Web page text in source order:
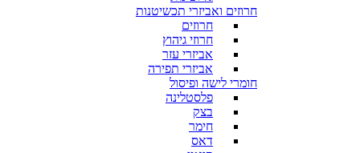
חרוזים ואביזרי תכשיטנות
חרוזים
חרוזי גיהוץ
אביזרי עזר
אביזרי תפירה
חומרי לישה ופיסול
פלסטלינה
בצק
חימר
דאס